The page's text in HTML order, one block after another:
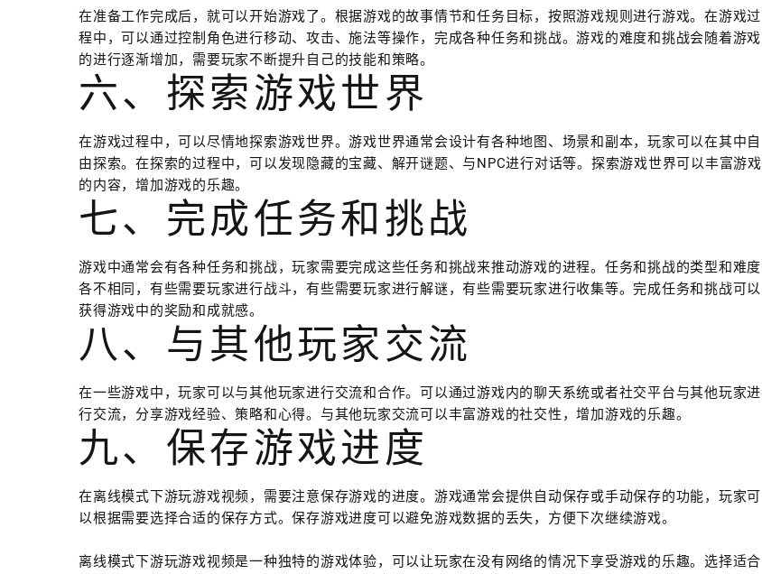
在准备工作完成后，就可以开始游戏了。根据游戏的故事情节和任务目标，按照游戏规则进行游戏。在游戏过
程中，可以通过控制角色进行移动、攻击、施法等操作，完成各种任务和挑战。游戏的难度和挑战会随着游戏
的进行逐渐增加，需要玩家不断提升自己的技能和策略。
六、探索游戏世界
在游戏过程中，可以尽情地探索游戏世界。游戏世界通常会设计有各种地图、场景和副本，玩家可以在其中自
由探索。在探索的过程中，可以发现隐藏的宝藏、解开谜题、与NPC进行对话等。探索游戏世界可以丰富游戏
的内容，增加游戏的乐趣。
七、完成任务和挑战
游戏中通常会有各种任务和挑战，玩家需要完成这些任务和挑战来推动游戏的进程。任务和挑战的类型和难度
各不相同，有些需要玩家进行战斗，有些需要玩家进行解谜，有些需要玩家进行收集等。完成任务和挑战可以
获得游戏中的奖励和成就感。
八、与其他玩家交流
在一些游戏中，玩家可以与其他玩家进行交流和合作。可以通过游戏内的聊天系统或者社交平台与其他玩家进
行交流，分享游戏经验、策略和心得。与其他玩家交流可以丰富游戏的社交性，增加游戏的乐趣。
九、保存游戏进度
在离线模式下游玩游戏视频，需要注意保存游戏的进度。游戏通常会提供自动保存或手动保存的功能，玩家可
以根据需要选择合适的保存方式。保存游戏进度可以避免游戏数据的丢失，方便下次继续游戏。
离线模式下游玩游戏视频是一种独特的游戏体验，可以让玩家在没有网络的情况下享受游戏的乐趣。选择适合